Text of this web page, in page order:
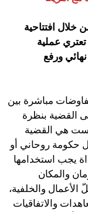
خلال افتتاحية
عملية
ورفع
مباشرة بين
القضية بنظرة
هي القضية
حكومة روحاني أو
يجب استخدامها
والمكان
والخلفية،
والاتفاقيات